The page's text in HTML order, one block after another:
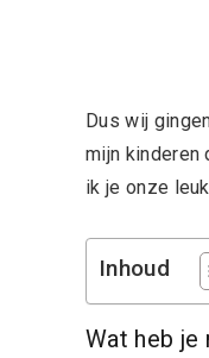
Dus wij
mijn kinderen
ik je onze
Inhoud
Wat heb je